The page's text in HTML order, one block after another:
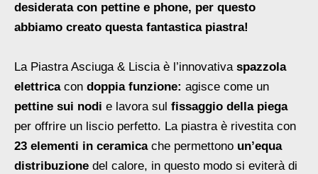
desiderata con pettine e phone, per questo
abbiamo creato questa fantastica piastra!
La Piastra Asciuga & Liscia è l’innovativa spazzola
elettricacon doppia funzione: agisce come un
pettine sui nodi e lavora sul fissaggio della piega
per offrire un liscio perfetto. La piastra è rivestita con
23 elementi in ceramicache permettono un’equa
distribuzione del calore, in questo modo si eviterà di